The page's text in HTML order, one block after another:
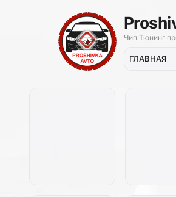
Чип Тюнинг
ГЛАВНАЯ